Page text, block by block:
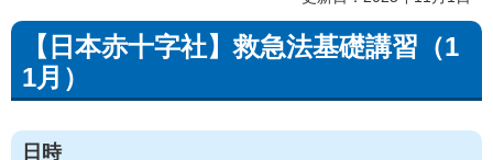
【日本赤十字社】救急法基礎講習（1
1月）
日時